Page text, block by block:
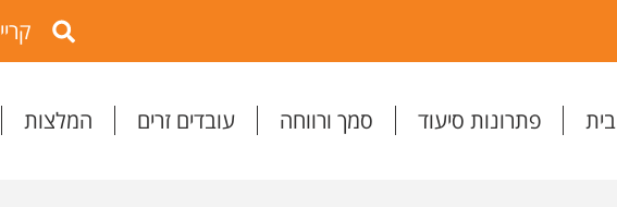
בית פתרונות סיעוד סמך ורווחה עובדים זרים המלצות